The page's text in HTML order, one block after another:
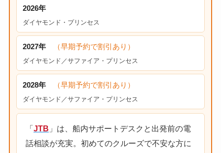
2026年
ダイヤモンド・プリンセス
2027年 （早期予約で割引あり）
ダイヤモンド／サファイア・プリンセス
2028年 （早期予約で割引あり）
ダイヤモンド／サファイア・プリンセス
「 JTB 」は、船内サポートデスクと出発前の電
話相談が充実。初めてのクルーズで不安な方に